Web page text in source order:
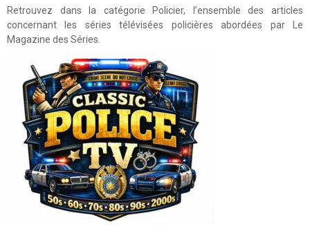
Retrouvez dans la catégorie Policier, l’ensemble des articles
concernant les séries télévisées policières abordées par Le
Magazine des Séries.